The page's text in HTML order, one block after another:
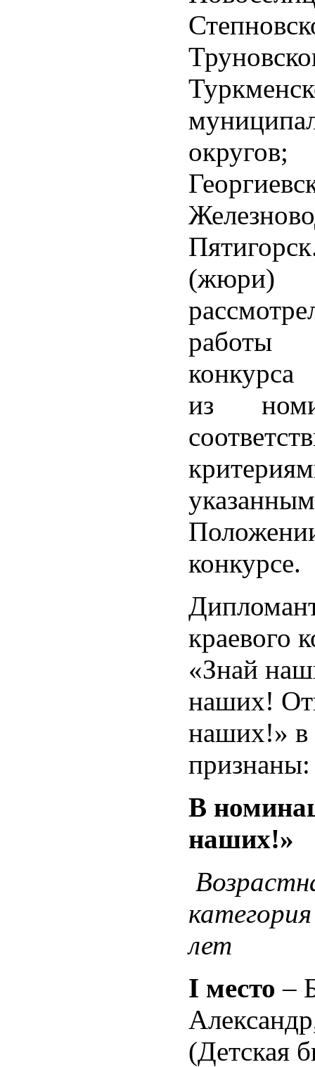
(жюри)
работы
из
конкурсе.
краевого
«Знай
наших!
наших!» в
признаны:
В
наших!»
лет
I место –
(Детская